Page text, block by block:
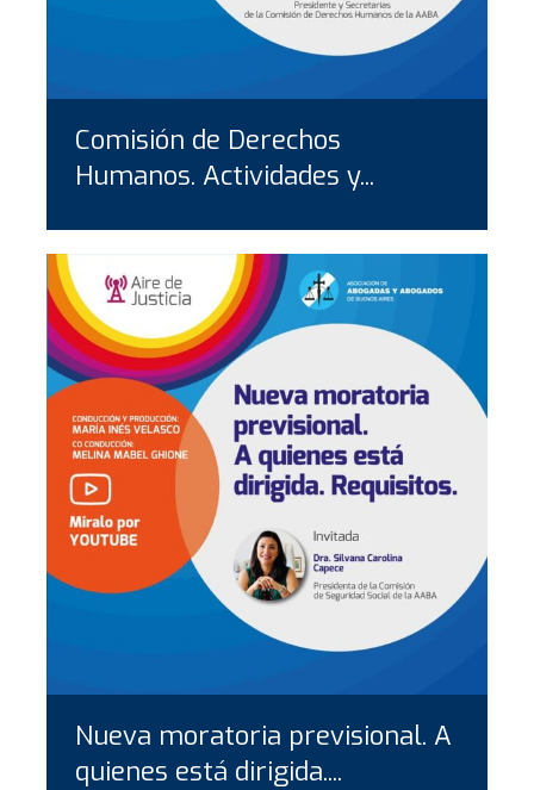
Comisión de Derechos
Humanos. Actividades y...
Nueva moratoria previsional. A
quienes está dirigida....